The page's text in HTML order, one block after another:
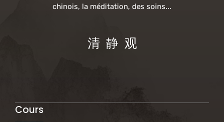
chinois, la méditation, des soins...
清 静 观
Cours